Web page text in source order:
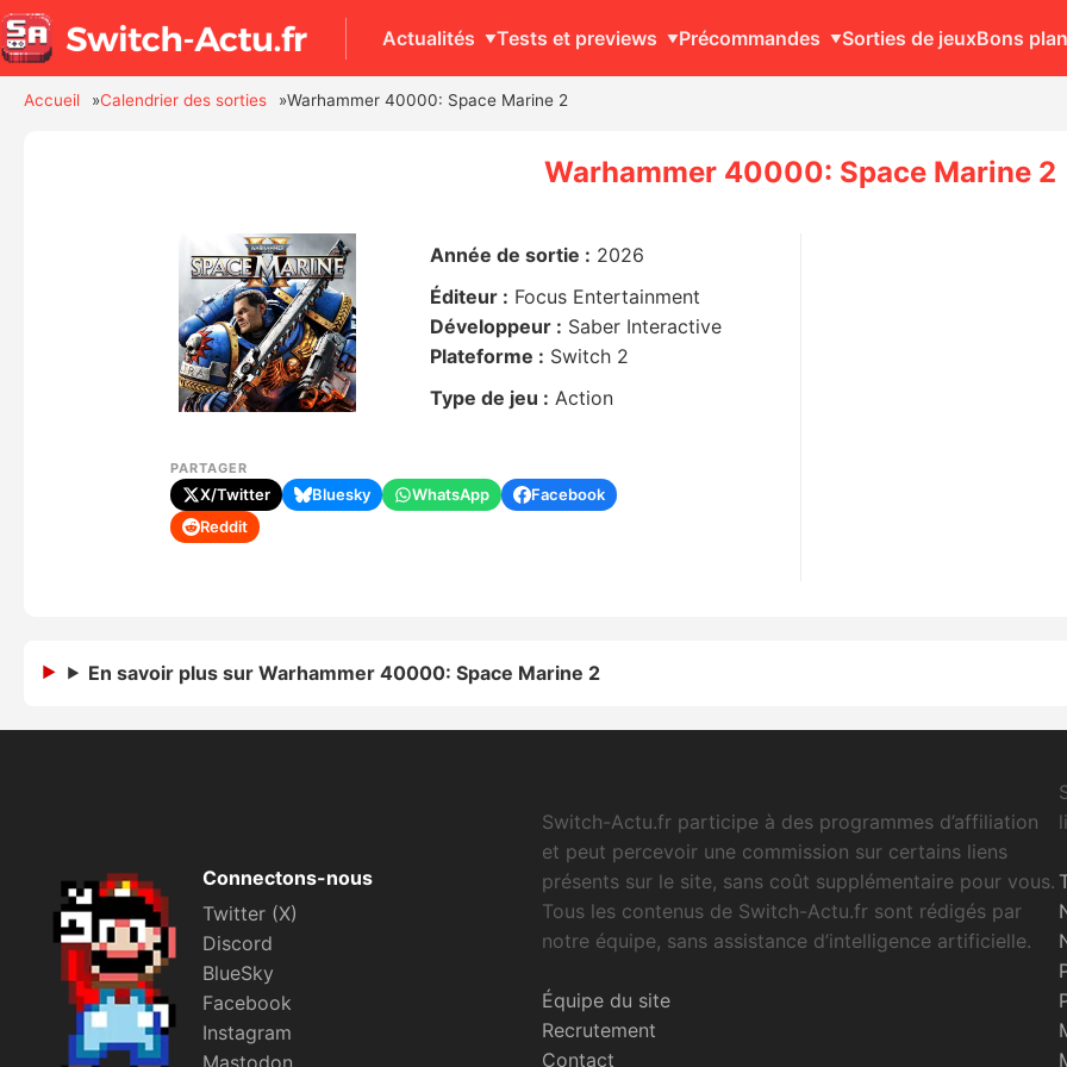
Actualités Tests et previews Précommandes Sorties de jeuxBons
Accueil Calendrier des sorties Warhammer 40000: Space Marine 2
Warhammer 40000: Space Marine 2
Année de sortie : 2026
Éditeur : Focus Entertainment
Développeur : Saber Interactive
Plateforme : Switch 2
Type de jeu : Action
PARTAGER
X/Twitter Bluesky WhatsApp
Facebook
Reddit
En savoir plus sur Warhammer 40000: Space Marine 2
Connectons-nous
Twitter (X)
Discord
BlueSky
Facebook
Instagram
Switch-Actu.fr participe à des programmes d’affiliation
et peut percevoir une commission sur certains liens
présents sur le site, sans coût supplémentaire pour vous.
Tous les contenus de Switch-Actu.fr sont rédigés par
notre équipe, sans assistance d’intelligence artificielle.
Équipe du site
Recrutement
Contact